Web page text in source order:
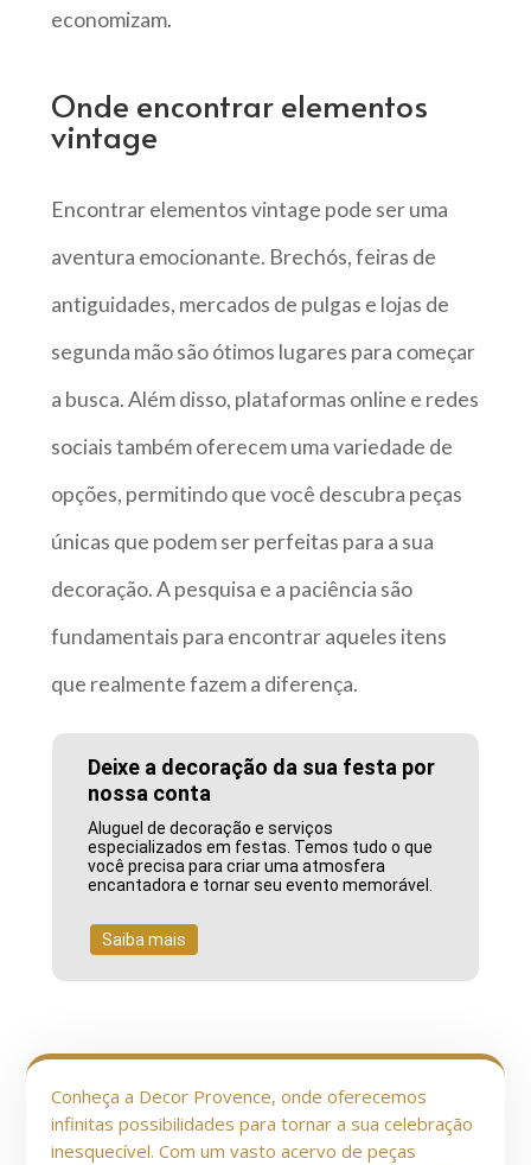
economizam.
Onde encontrar elementos
vintage
Encontrar elementos vintage pode ser uma
aventura emocionante. Brechós, feiras de
antiguidades, mercados de pulgas e lojas de
segunda mão são ótimos lugares para começar
a busca. Além disso, plataformas online e redes
sociais também oferecem uma variedade de
opções, permitindo que você descubra peças
únicas que podem ser perfeitas para a sua
decoração. A pesquisa e a paciência são
fundamentais para encontrar aqueles itens
que realmente fazem a diferença.
Deixe a decoração da sua festa por
nossa conta
Aluguel de decoração e serviços
especializados em festas. Temos tudo o que
você precisa para criar uma atmosfera
encantadora e tornar seu evento memorável.
Saiba mais
Conheça a Decor Provence, onde oferecemos
infinitas possibilidades para tornar a sua celebração
inesquecível. Com um vasto acervo de peças